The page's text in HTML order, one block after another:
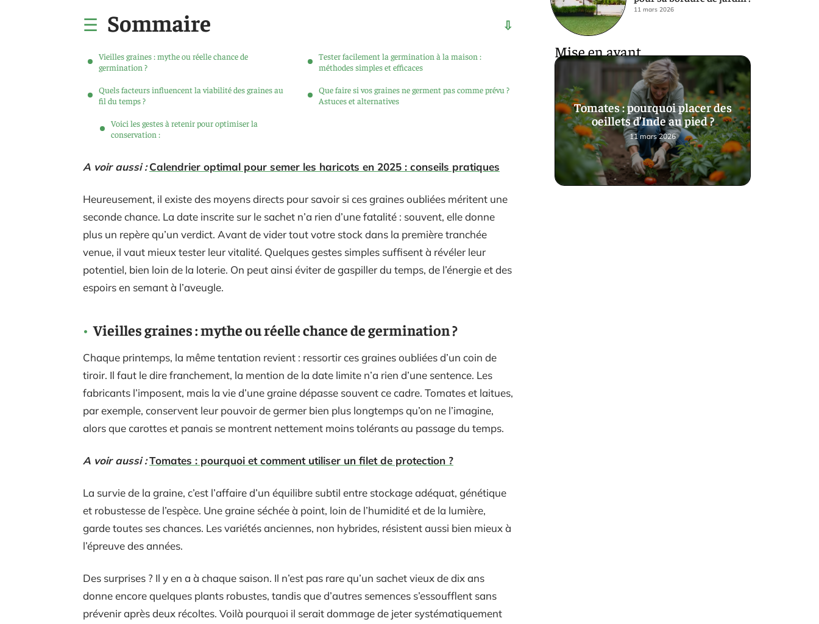
Sommaire
Vieilles graines : mythe ou réelle chance de
germination ?
Quels facteurs influencent la viabilité des graines au
fil du temps ?
Voici les gestes à retenir pour optimiser la
conservation :
Tester facilement la germination à la maison :
méthodes simples et efficaces
Que faire si vos graines ne germent pas comme prévu ?
Astuces et alternatives
A voir aussi : Calendrier optimal pour semer les haricots en 2025 : conseils pratiques
Heureusement, il existe des moyens directs pour savoir si ces graines oubliées méritent une
seconde chance. La date inscrite sur le sachet n’a rien d’une fatalité : souvent, elle donne
plus un repère qu’un verdict. Avant de vider tout votre stock dans la première tranchée
venue, il vaut mieux tester leur vitalité. Quelques gestes simples suffisent à révéler leur
potentiel, bien loin de la loterie. On peut ainsi éviter de gaspiller du temps, de l’énergie et des
espoirs en semant à l’aveugle.
Vieilles graines : mythe ou réelle chance de germination ?
Chaque printemps, la même tentation revient : ressortir ces graines oubliées d’un coin de
tiroir. Il faut le dire franchement, la mention de la date limite n’a rien d’une sentence. Les
fabricants l’imposent, mais la vie d’une graine dépasse souvent ce cadre. Tomates et laitues,
par exemple, conservent leur pouvoir de germer bien plus longtemps qu’on ne l’imagine,
alors que carottes et panais se montrent nettement moins tolérants au passage du temps.
A voir aussi :Tomates : pourquoi et comment utiliser un filet de protection ?
La survie de la graine, c’est l’affaire d’un équilibre subtil entre stockage adéquat, génétique
et robustesse de l’espèce. Une graine séchée à point, loin de l’humidité et de la lumière,
garde toutes ses chances. Les variétés anciennes, non hybrides, résistent aussi bien mieux à
l’épreuve des années.
Des surprises ? Il y en a à chaque saison. Il n’est pas rare qu’un sachet vieux de dix ans
donne encore quelques plants robustes, tandis que d’autres semences s’essoufflent sans
prévenir après deux récoltes. Voilà pourquoi il serait dommage de jeter systématiquement
11 mars 2026
Mise en avant
Tomates : pourquoi placer des
oeillets d’Inde au pied ?
11 mars 2026